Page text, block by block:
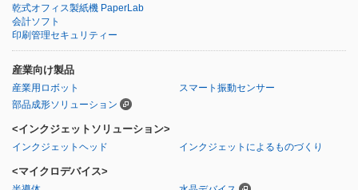
乾式オフィス製紙機 PaperLab
会計ソフト
印刷管理セキュリティー
産業向け製品
産業用ロボット
スマート振動センサー
部品成形ソリューション
<インクジェットソリューション>
インクジェットヘッド インクジェットによるものづくり
<マイクロデバイス>